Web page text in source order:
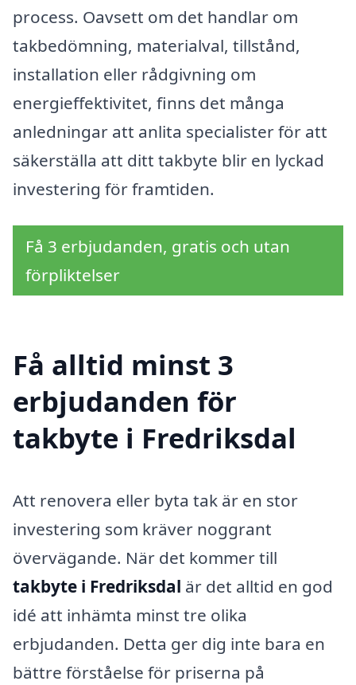
process. Oavsett om det handlar om
takbedömning, materialval, tillstånd,
installation eller rådgivning om
energieffektivitet, finns det många
anledningar att anlita specialister för att
säkerställa att ditt takbyte blir en lyckad
investering för framtiden.
Få 3 erbjudanden, gratis och utan
förpliktelser
Få alltid minst 3
erbjudanden för
takbyte i Fredriksdal
Att renovera eller byta tak är en stor
investering som kräver noggrant
övervägande. När det kommer till
takbyte i Fredriksdal är det alltid en god
idé att inhämta minst tre olika
erbjudanden. Detta ger dig inte bara en
bättre förståelse för priserna på